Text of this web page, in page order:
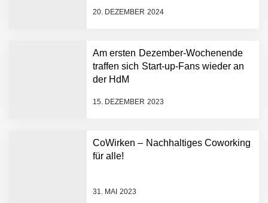
20. DEZEMBER 2024
Am ersten Dezember-Wochenende
traffen sich Start-up-Fans wieder an
der HdM
15. DEZEMBER 2023
CoWirken – Nachhaltiges Coworking
für alle!
31. MAI 2023
AI breit auszurollen
Humanoider Roboter bringt
Hightech ins Stadion
Simulationsdienstleistung in
FiniteNow ermöglicht
Entwicklungsprozesse
Pyck im Employer Portrait